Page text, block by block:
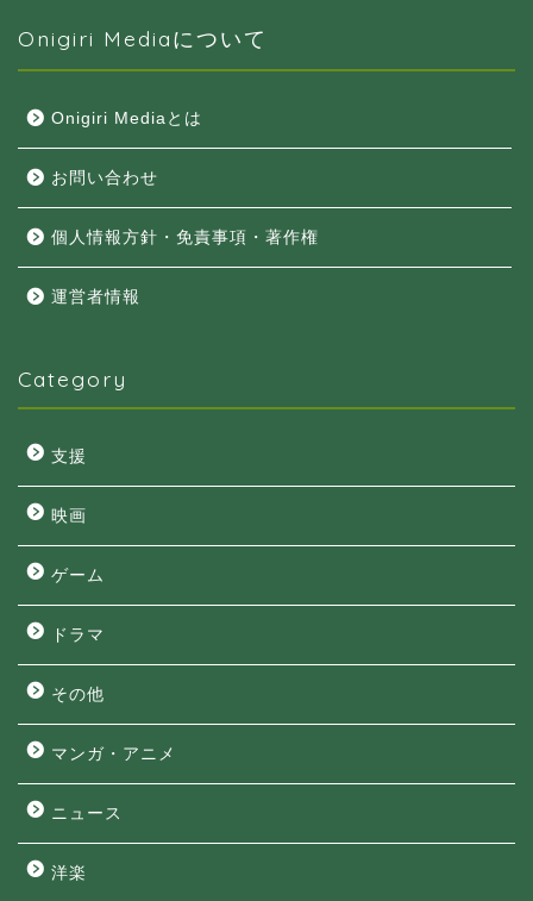
Onigiri Mediaについて
Onigiri Mediaとは
お問い合わせ
個人情報方針・免責事項・著作権
運営者情報
Category
支援
映画
ゲーム
ドラマ
その他
マンガ・アニメ
ニュース
洋楽